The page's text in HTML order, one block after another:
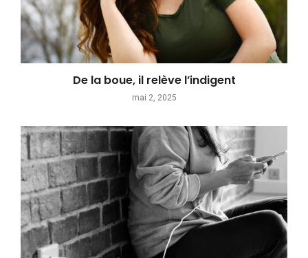
De la boue, il relève l’indigent
mai 2, 2025